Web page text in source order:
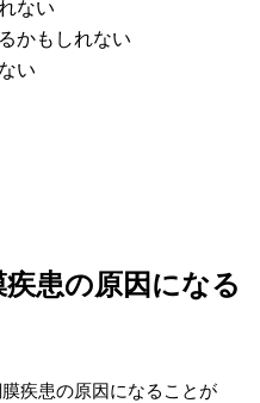
ない
かもしれない
い
患の原因になる
疾患の原因になることが